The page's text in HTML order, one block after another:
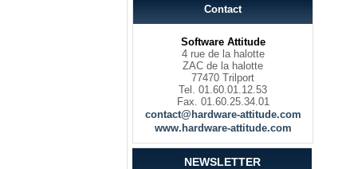
Contact
Software Attitude
4 rue de la halotte
ZAC de la halotte
77470 Trilport
Tel. 01.60.01.12.53
Fax. 01.60.25.34.01
contact@hardware-attitude.com
www.hardware-attitude.com
NEWSLETTER